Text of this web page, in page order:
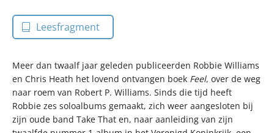
Leesfragment
Meer dan twaalf jaar geleden publiceerden Robbie Williams
en Chris Heath het lovend ontvangen boek Feel, over de weg
naar roem van Robert P. Williams. Sinds die tijd heeft
Robbie zes soloalbums gemaakt, zich weer aangesloten bij
zijn oude band Take That en, naar aanleiding van zijn